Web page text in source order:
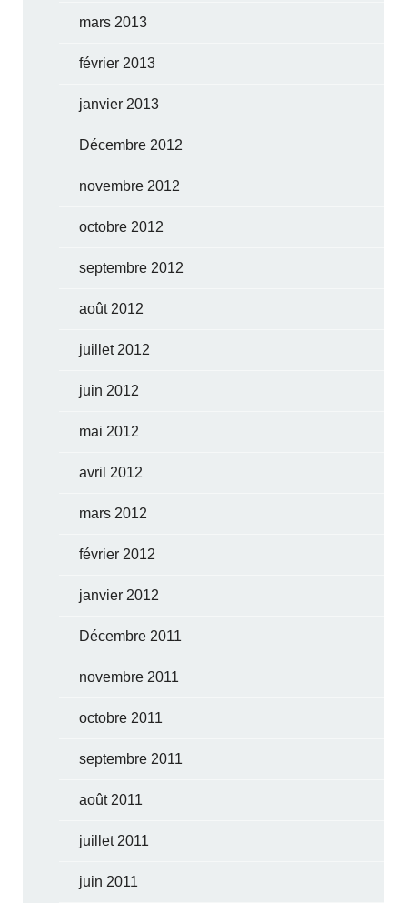
mars 2013
février 2013
janvier 2013
Décembre 2012
novembre 2012
octobre 2012
septembre 2012
août 2012
juillet 2012
juin 2012
mai 2012
avril 2012
mars 2012
février 2012
janvier 2012
Décembre 2011
novembre 2011
octobre 2011
septembre 2011
août 2011
juillet 2011
juin 2011